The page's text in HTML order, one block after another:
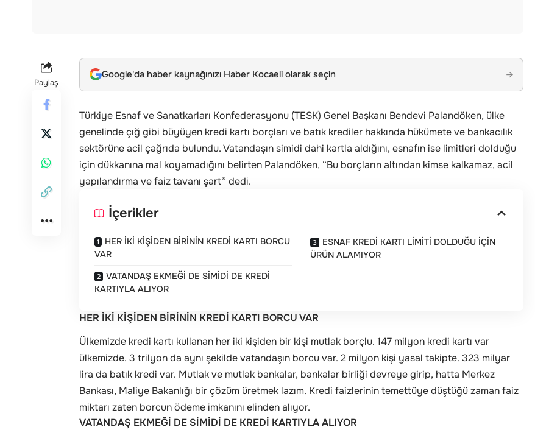
Paylaş
Google'da haber kaynağınızı Haber Kocaeli olarak seçin →
Türkiye Esnaf ve Sanatkarları Konfederasyonu (TESK) Genel Başkanı Bendevi Palandöken, ülke
genelinde çığ gibi büyüyen kredi kartı borçları ve batık krediler hakkında hükümete ve bankacılık
sektörüne acil çağrıda bulundu. Vatandaşın simidi dahi kartla aldığını, esnafın ise limitleri dolduğu
için dükkanına mal koyamadığını belirten Palandöken, “Bu borçların altından kimse kalkamaz, acil
yapılandırma ve faiz tavanı şart” dedi.
İçerikler
HER İKİ KİŞİDEN BİRİNİN KREDİ KARTI BORCU
VAR
VATANDAŞ EKMEĞİ DE SİMİDİ DE KREDİ
KARTIYLA ALIYOR
ESNAF KREDİ KARTI LİMİTİ DOLDUĞU İÇİN
ÜRÜN ALAMIYOR
HER İKİ KİŞİDEN BİRİNİN KREDİ KARTI BORCU VAR
Ülkemizde kredi kartı kullanan her iki kişiden bir kişi mutlak borçlu. 147 milyon kredi kartı var
ülkemizde. 3 trilyon da aynı şekilde vatandaşın borcu var. 2 milyon kişi yasal takipte. 323 milyar
lira da batık kredi var. Mutlak ve mutlak bankalar, bankalar birliği devreye girip, hatta Merkez
Bankası, Maliye Bakanlığı bir çözüm üretmek lazım. Kredi faizlerinin temettüye düştüğü zaman faiz
miktarı zaten borcun ödeme imkanını elinden alıyor.
VATANDAŞ EKMEĞİ DE SİMİDİ DE KREDİ KARTIYLA ALIYOR